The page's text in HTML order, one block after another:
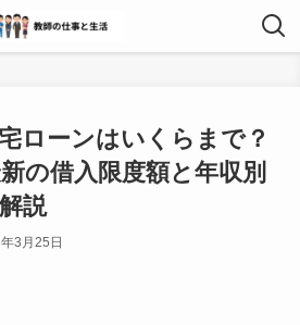
ローンはいくらまで？
の借入限度額と年収別
説
3月25日